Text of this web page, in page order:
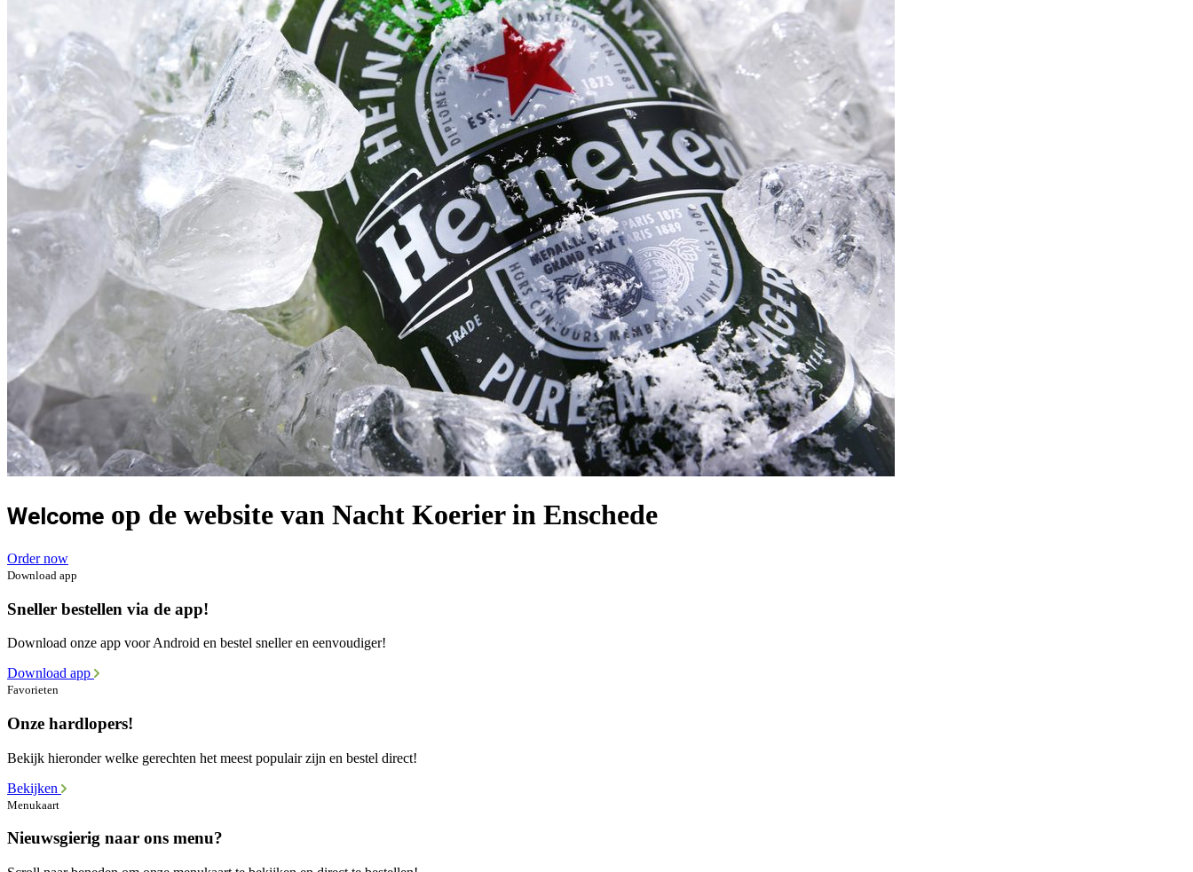
Welcome op de website van Nacht Koerier in Enschede
Order now
Download app
Sneller bestellen via de app!
Download onze app voor Android en bestel sneller en eenvoudiger!
Download app
Favorieten
Onze hardlopers!
Bekijk hieronder welke gerechten het meest populair zijn en bestel direct!
Bekijken
Menukaart
Nieuwsgierig naar ons menu?